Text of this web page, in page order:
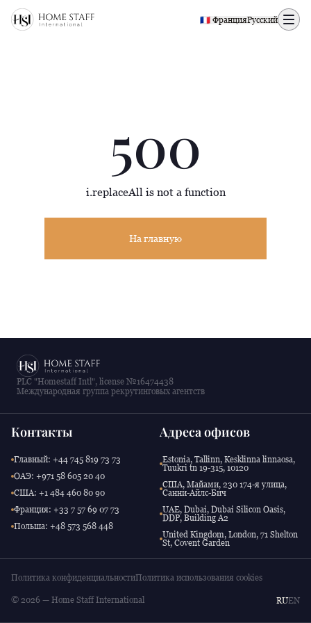
500 page
🇫🇷 ФранцияРусский
500
i.replaceAll is not a function
На главную
PLC "Homestaff Intl", license №16474438
Международная группа рекрутинговых агентств
Контакты
Главный: +44 745 819 73 73
ОАЭ: +971 58 605 20 40
США: +1 484 460 80 90
Франция: +33 7 57 69 07 73
Польша: +48 573 568 448
Адреса офисов
Estonia, Tallinn, Kesklinna linnaosa,
Tuukri tn 19-315, 10120
США, Майами, 230 174-я улица,
Санни-Айлс-Бич
UAE, Dubai, Dubai Silicon Oasis,
DDP, Building A2
United Kingdom, London, 71 Shelton
St, Covent Garden
Политика конфиденциальностиПолитика использования cookies
© 2026 — Home Staff International RUEN